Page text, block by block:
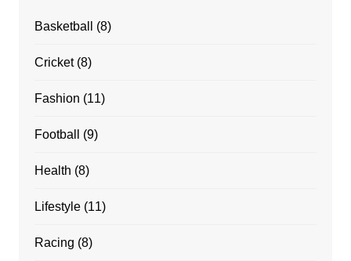
Basketball (8)
Cricket(8)
Fashion (11)
Football (9)
Health (8)
Lifestyle(11)
Racing (8)